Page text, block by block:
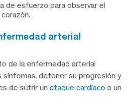
de esfuerzo para observar el
de la enfermedad arterial
detener su progresión y
de sufrir un ataque cardíaco o un